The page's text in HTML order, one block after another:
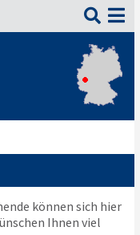

können sich hier
Ihnen viel